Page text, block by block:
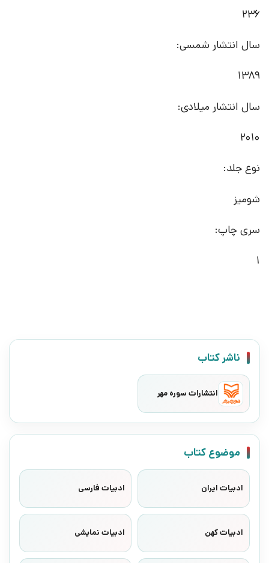
236
سال انتشار شمسی:
1389
سال انتشار میلادی:
2010
نوع جلد:
شومیز
سری چاپ:
1
ناشر کتاب
انتشارات سوره مهر
موضوع کتاب
ادبیات ایران ادبیات فارسی
ادبیات کهن ادبیات نمایشی